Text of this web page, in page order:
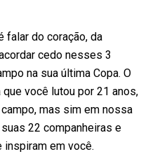
falar do coração, da
cedo nesses 3
na sua última Copa. O
você lutou por 21 anos,
mas sim em nossa
22 companheiras e
inspiram em você.